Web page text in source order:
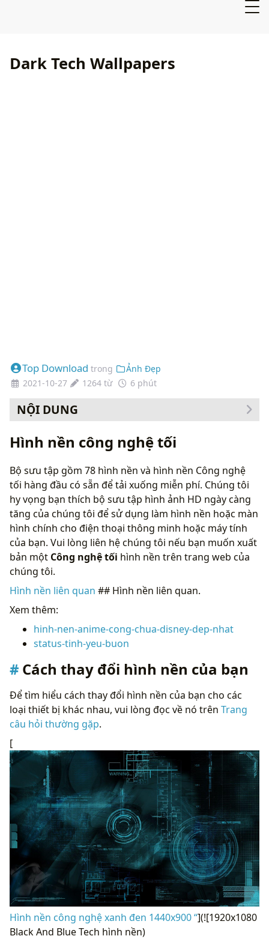
Dark Tech Wallpapers
Top Download trong
Ảnh Đẹp
2021-10-27
1264 từ 6 phút
NỘI DUNG
Hình nền công nghệ tối
Bộ sưu tập gồm 78 hình nền và hình nền Công nghệ
tối hàng đầu có sẵn để tải xuống miễn phí. Chúng tôi
hy vọng bạn thích bộ sưu tập hình ảnh HD ngày càng
tăng của chúng tôi để sử dụng làm hình nền hoặc màn
hình chính cho điện thoại thông minh hoặc máy tính
của bạn. Vui lòng liên hệ chúng tôi nếu bạn muốn xuất
bản một Công nghệ tối hình nền trên trang web của
chúng tôi.
Hình nền liên quan ## Hình nền liên quan.
Xem thêm:
hinh-nen-anime-cong-chua-disney-dep-nhat
status-tinh-yeu-buon
Cách thay đổi hình nền của bạn
Để tìm hiểu cách thay đổi hình nền của bạn cho các
loại thiết bị khác nhau, vui lòng đọc về nó trên Trang
câu hỏi thường gặp.
[
Hình nền công nghệ xanh đen 1440x900 “](![1920x1080
Black And Blue Tech hình nền)